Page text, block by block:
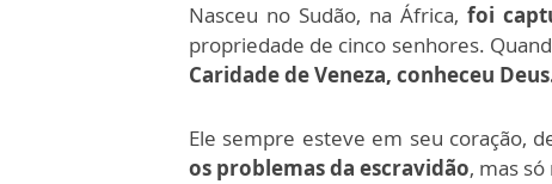
Nasceu no Sudão, na África, foi
propriedade de cinco senhores.
Caridade de Veneza, conheceu
Ele sempre esteve em seu coração,
os problemas da escravidão, mas